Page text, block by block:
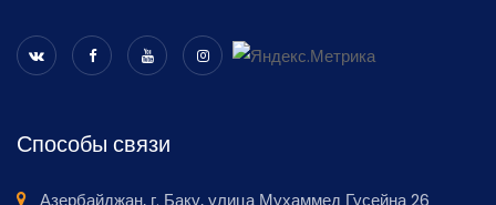
Способы связи
Азербайджан, г. Баку, улица Мухаммед Гусейна 26